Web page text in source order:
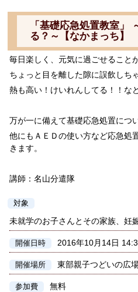
「基礎応急処置教室」
る？～【なかまっち】
毎日楽しく、元気に過ごせること
ちょっと目を離した隙に誤飲しち
熱も高い！けいれんしてる！！な
万が一に備えて基礎応急処置につ
他にもＡＥＤの使い方など応急処
きます。
講師：名山分遣隊
対象
未就学のお子さんとその家族、妊
開催日時 2016年10月14日
開催場所 東部親子つどいの広
参加費 無料